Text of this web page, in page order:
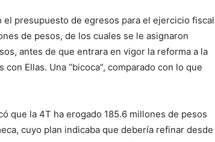
presupuesto de egresos para el ejercicio fiscal
de pesos, de los cuales se le asignaron
antes de que entrara en vigor la reforma a la
Ellas. Una “bicoca”, comparado con lo que
que la 4T ha erogado 185.6 millones de pesos
cuyo plan indicaba que debería refinar desde